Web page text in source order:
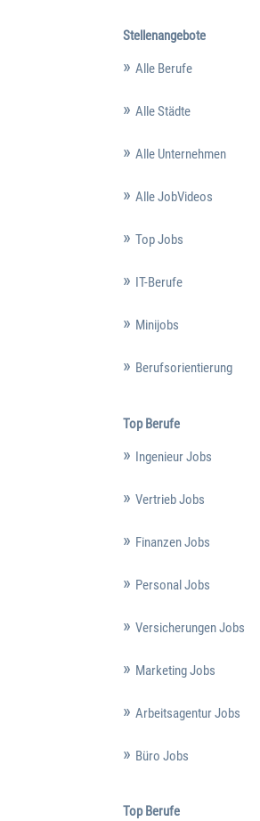
Stellenangebote
Alle Berufe
Alle Städte
Alle Unternehmen
Alle JobVideos
Top Jobs
IT-Berufe
Minijobs
Berufsorientierung
Top Berufe
Ingenieur Jobs
Vertrieb Jobs
Finanzen Jobs
Personal Jobs
Versicherungen Jobs
Marketing Jobs
Arbeitsagentur Jobs
Büro Jobs
Top Berufe